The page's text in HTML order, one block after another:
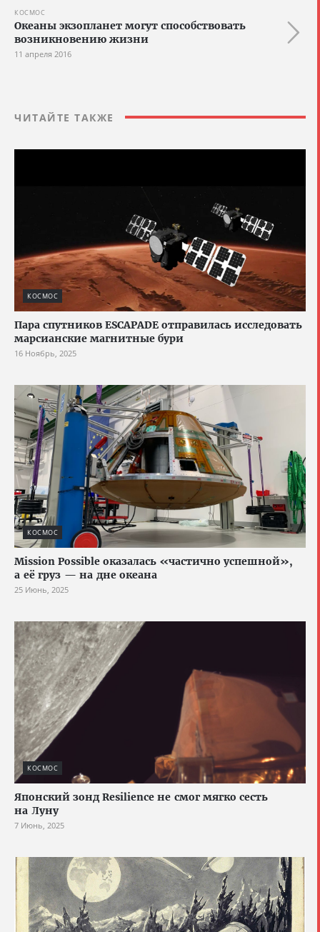
КОСМОС
Океаны экзопланет могут способствовать
возникновению жизни
11 апреля 2016
ЧИТАЙТЕ ТАКЖЕ
КОСМОС
Пара спутников ESCAPADE отправилась исследовать
марсианские магнитные бури
16 Ноябрь, 2025
КОСМОС
Mission Possible оказалась «частично успешной»,
а её груз — на дне океана
25 Июнь, 2025
КОСМОС
Японский зонд Resilience не смог мягко сесть
на Луну
7 Июнь, 2025